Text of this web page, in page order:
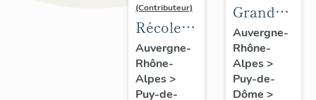
(Contributeur)
Récolement-
inventaire
du fonds
mobilier
Auvergne-
Rhône-
Alpes>
Puy-de-
Grand
potager
Auvergne-
Rhône-
Alpes>
Puy-de-
Dôme >